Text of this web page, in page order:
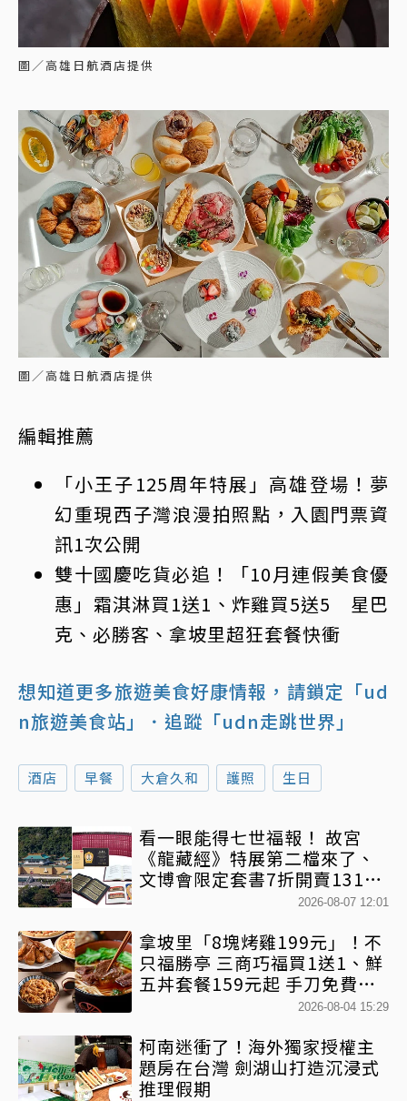
圖／高雄日航酒店提供
圖／高雄日航酒店提供
編輯推薦
「小王子125周年特展」高雄登場！夢
幻重現西子灣浪漫拍照點，入園門票資
訊1次公開
雙十國慶吃貨必追！「10月連假美食優
惠」霜淇淋買1送1、炸雞買5送5 星巴
克、必勝客、拿坡里超狂套餐快衝
想知道更多旅遊美食好康情報，請鎖定「ud
n旅遊美食站」
．追蹤「udn走跳世界」
酒店 早餐 大倉久和 護照 生日
看一眼能得七世福報！ 故宮
《龍藏經》特展第二檔來了、
文博會限定套書7折開賣131萬
網驚：貧窮限制想像2026-08-07 12:01
拿坡里「8塊烤雞199元」！不
只福勝亭 三商巧福買1送1、鮮
五丼套餐159元起 手刀免費領
2026-08-04 15:29
柯南迷衝了！海外獨家授權主
題房在台灣 劍湖山打造沉浸式
推理假期